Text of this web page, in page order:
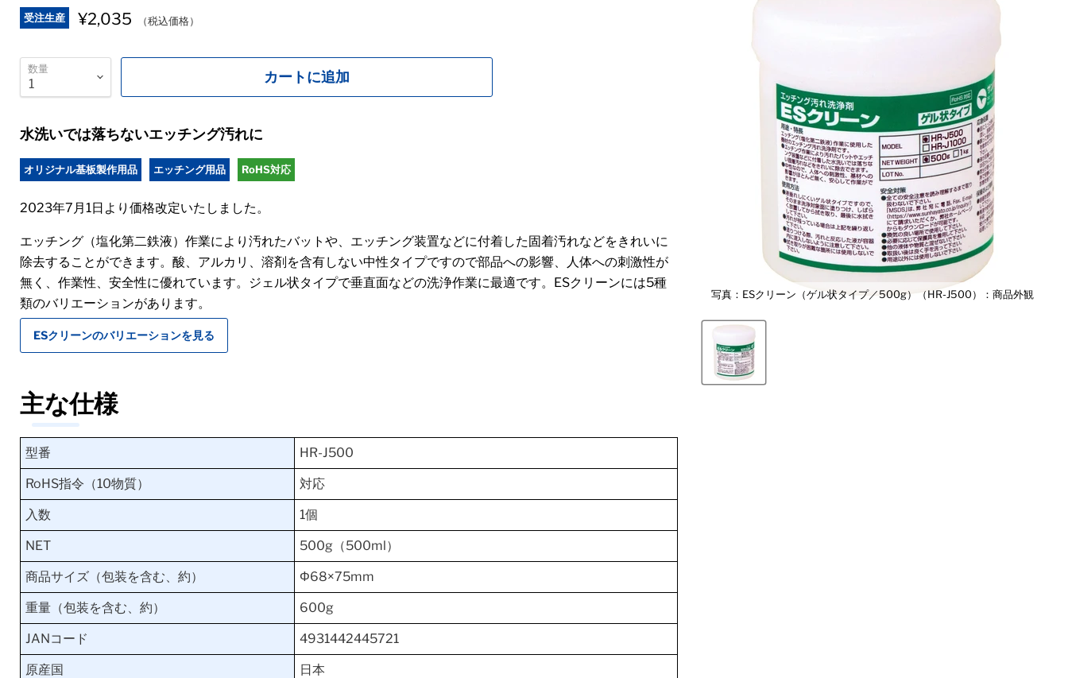
写真：ESクリーン（ゲル状タイプ／500g）（HR-J500）：商品外観
受注生産 ¥2,035 （税込価格）
数量 カートに追加
水洗いでは落ちないエッチング汚れに
オリジナル基板製作用品 エッチング用品 RoHS対応
2023年7月1日より価格改定いたしました。
エッチング（塩化第二鉄液）作業により汚れたバットや、エッチング装置などに付着した固着汚れなどをきれいに
除去することができます。酸、アルカリ、溶剤を含有しない中性タイプですので部品への影響、人体への刺激性が
無く、作業性、安全性に優れています。ジェル状タイプで垂直面などの洗浄作業に最適です。ESクリーンには5種
類のバリエーションがあります。
ESクリーンのバリエーションを見る
主な仕様
型番 HR-J500
RoHS指令（10物質） 対応
入数 1個
NET 500g（500ml）
商品サイズ（包装を含む、約） Φ68×75mm
重量（包装を含む、約） 600g
JANコード 4931442445721
原産国 日本